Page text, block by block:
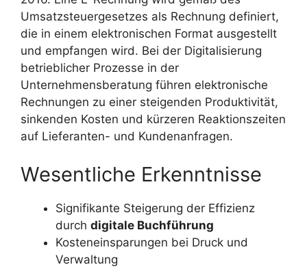
Umsatzsteuergesetzes als Rechnung definiert,
die in einem elektronischen Format ausgestellt
und empfangen wird. Bei der Digitalisierung
betrieblicher Prozesse in der
Unternehmensberatung führen elektronische
Rechnungen zu einer steigenden Produktivität,
sinkenden Kosten und kürzeren Reaktionszeiten
auf Lieferanten- und Kundenanfragen.
Wesentliche Erkenntnisse
Signifikante Steigerung der Effizienz
durch digitale Buchführung
Kosteneinsparungen bei Druck und
Verwaltung